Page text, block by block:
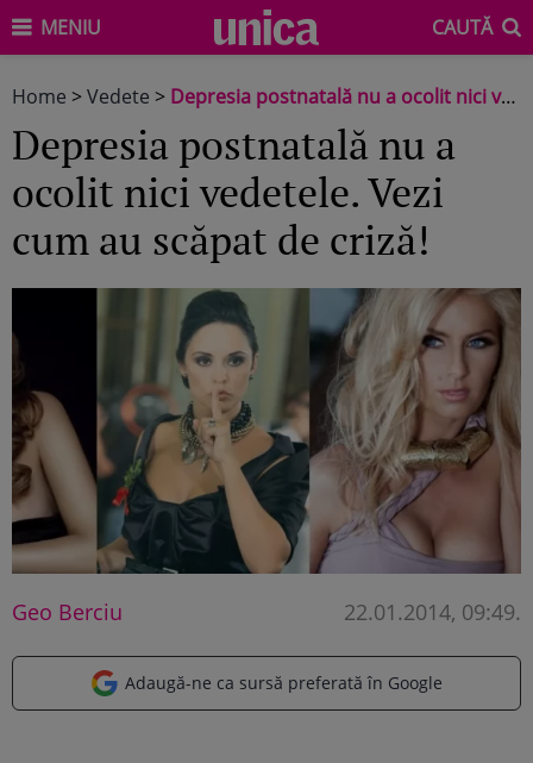
MENIU CAUTĂ
Home >Vedete > Depresia postnatală nu a ocolit nici vedetele. Vezi cum au scăpat de criză!
Depresia postnatală nu a
ocolit nici vedetele. Vezi
cum au scăpat de criză!
Geo Berciu 22.01.2014, 09:49.
Adaugă-ne ca sursă preferată în Google